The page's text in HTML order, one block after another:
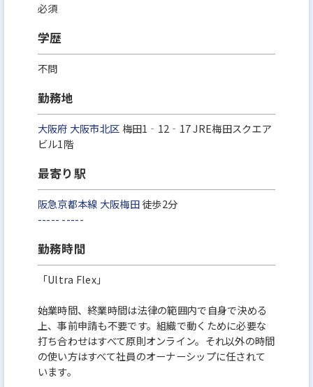
必須
学歴
不問
勤務地
大阪府 大阪市北区梅田1‐12‐17 JRE梅田スクエア
ビル1階
最寄り駅
阪急京都本線 大阪梅田徒歩2分
----- -----
勤務時間
「Ultra Flex」
始業時間、終業時間は法律の範囲内で自身で決める
上、事前申請も不要です。組織で動くために必要な
打ち合わせはすべて原則オンライン。それ以外の時間
の使い方はすべて社員のオーナーシップに任されて
います。